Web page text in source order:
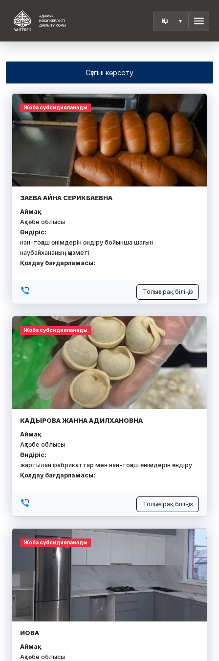
menu
Сүзгіні көрсету
Жоба субсидияланады
ЗАЕВА АЙНА СЕРИКБАЕВНА
Аймақ:
Ақтөбе облысы
Өндіріс:
нан-тоқаш өнімдерін өндіру бойынша шағын
наубайхананың қызметі
Қолдау бағдарламасы:
Толығырақ біліңіз
Жоба субсидияланады
КАДЫРОВА ЖАННА АДИЛХАНОВНА
Аймақ:
Ақтөбе облысы
Өндіріс:
жартылай фабрикаттар мен нан-тоқаш өнімдерін өндіру
Қолдау бағдарламасы:
Толығырақ біліңіз
Жоба субсидияланады
ИОВА
Аймақ:
Ақтөбе облысы